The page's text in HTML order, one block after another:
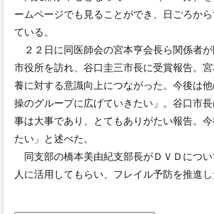
ームページでも見ることができ、日ごろか
ている。
２２日に同医師会の宮本亨会長ら関係者
市役所を訪れ、谷口圭三市長に受賞報告。
養に対する意識向上につながった。今後は
操のグループに広げていきたい」。谷口市
事は大事であり、とてもありがたい報告。
たい」と述べた。
同支部の橋本美由紀支部長がＤＶＤにつ
人に活用してもらい、フレイル予防を推進し